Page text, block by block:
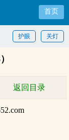
首页
关灯
护眼
返回目录